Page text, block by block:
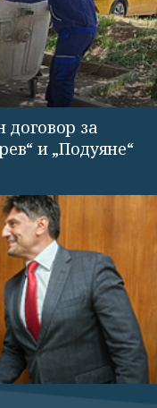
договор за
и „Подуяне“